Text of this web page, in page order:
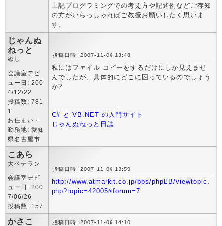
上記プログラミングでの考え方や記述例などご存知
の方がいらっしゃればご教授お願いしたく思いま
す。
じゃんぬ
ねっと
ぬし
会議室デビ
ュー日: 200
4/12/22
投稿数: 781
1
お住まい・
勤務地: 愛知
県名古屋市
投稿日時: 2007-11-06 13:48
私にはファイル コピーをするだけにしか見えませ
んでしたが、具体的にどこに困っているのでしょう
か?
C# と VB.NET の入門サイト
じゃんぬねっと日誌
こあら
大ベテラン
会議室デビ
ュー日: 200
7/06/26
投稿数: 157
投稿日時: 2007-11-06 13:59
http://www.atmarkit.co.jp/bbs/phpBB/viewtopic.
php?topic=42005&forum=7
かさこ 投稿日時: 2007-11-06 14:10